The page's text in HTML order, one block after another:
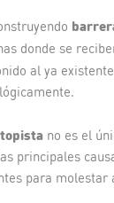
donde se
al ya existente
no es el
principales
para molestar